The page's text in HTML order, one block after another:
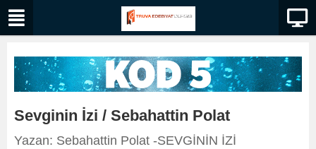
Sevginin İzi / Sebahattin Polat
Yazan: Sebahattin Polat -SEVGİNİN İZİ